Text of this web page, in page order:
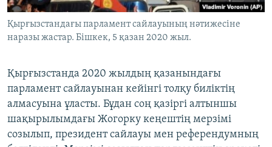
Қырғызстандағы парламент сайлауының нәтижесіне
наразы жастар. Бішкек, 5 қазан 2020 жыл.
Қырғызстанда 2020 жылдың қазанындағы
парламент сайлауынан кейінгі толқу биліктің
алмасуына ұласты. Бұдан соң қазіргі алтыншы
шақырылымдағы Жогорку кеңештің мерзімі
созылып, президент сайлауы мен референдумның